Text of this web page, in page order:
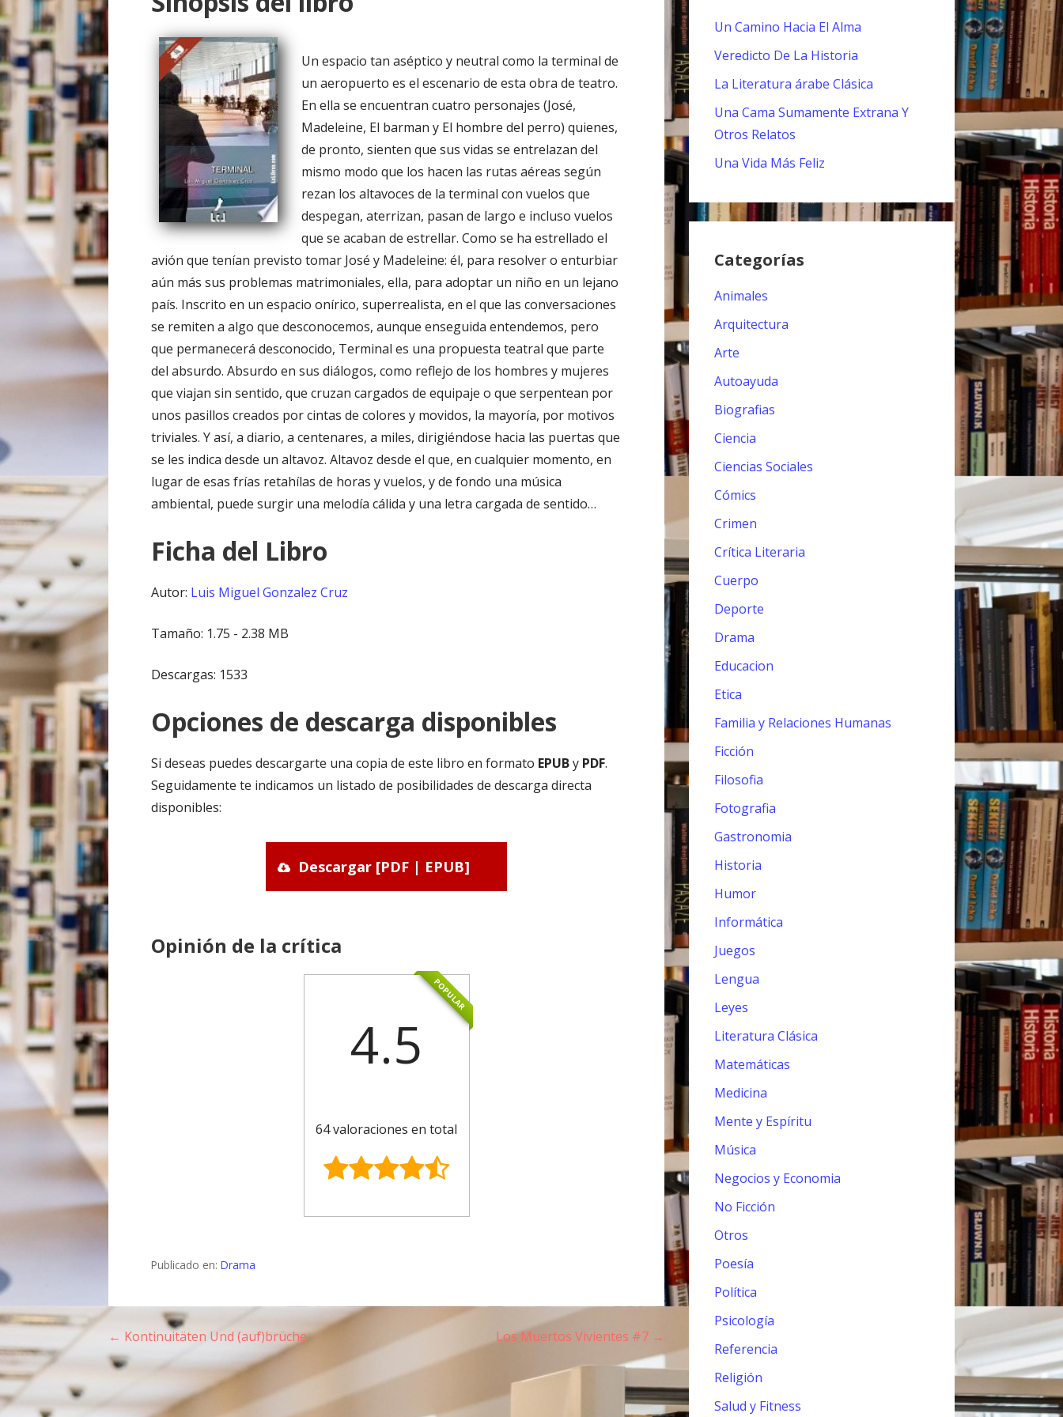
o
Un espacio tan aséptico y neutral como la terminal de
un aeropuerto es el escenario de esta obra de teatro.
En ella se encuentran cuatro personajes (José,
Madeleine, El barman y El hombre del perro) quienes,
de pronto, sienten que sus vidas se entrelazan del
mismo modo que los hacen las rutas aéreas según
rezan los altavoces de la terminal con vuelos que
despegan, aterrizan, pasan de largo e incluso vuelos
que se acaban de estrellar. Como se ha estrellado el
avión que tenían previsto tomar José y Madeleine: él, para resolver o enturbiar
aún más sus problemas matrimoniales, ella, para adoptar un niño en un lejano
país. Inscrito en un espacio onírico, superrealista, en el que las conversaciones
se remiten a algo que desconocemos, aunque enseguida entendemos, pero
que permanecerá desconocido, Terminal es una propuesta teatral que parte
del absurdo. Absurdo en sus diálogos, como reflejo de los hombres y mujeres
que viajan sin sentido, que cruzan cargados de equipaje o que serpentean por
unos pasillos creados por cintas de colores y movidos, la mayoría, por motivos
triviales. Y así, a diario, a centenares, a miles, dirigiéndose hacia las puertas que
se les indica desde un altavoz. Altavoz desde el que, en cualquier momento, en
lugar de esas frías retahílas de horas y vuelos, y de fondo una música
ambiental, puede surgir una melodía cálida y una letra cargada de sentido…
Ficha del Libro
Autor: Luis Miguel Gonzalez Cruz
Tamaño: 1.75 - 2.38 MB
Descargas: 1533
Opciones de descarga disponibles
Si deseas puedes descargarte una copia de este libro en formato EPUBy PDF.
Seguidamente te indicamos un listado de posibilidades de descarga directa
disponibles:
Descargar [PDF | EPUB]
Opinión de la crítica
POPULAR
4.5
64 valoraciones en total
Publicado en:Drama
N
a
← Kontinuitäten Und (auf)brüche Los Muertos Vivientes #7 →
Un Camino Hacia El Alma
Veredicto De La Historia
La Literatura árabe Clásica
Una Cama Sumamente Extrana Y
Otros Relatos
Una Vida Más Feliz
Categorías
Animales
Arquitectura
Arte
Autoayuda
Biografias
Ciencia
Ciencias Sociales
Cómics
Crimen
Crítica Literaria
Cuerpo
Deporte
Drama
Educacion
Etica
Familia y Relaciones Humanas
Ficción
Filosofia
Fotografia
Gastronomia
Historia
Humor
Informática
Juegos
Lengua
Leyes
Literatura Clásica
Matemáticas
Medicina
Mente y Espíritu
Música
Negocios y Economia
No Ficción
Otros
Poesía
Política
Psicología
Referencia
Religión
Salud y Fitness